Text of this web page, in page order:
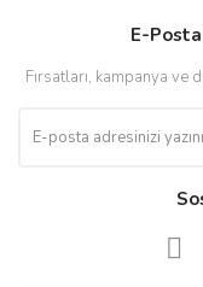
E-
Fırsatları, kampanya